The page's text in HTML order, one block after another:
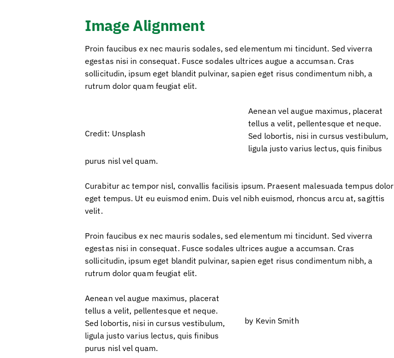
Image Alignment
Proin faucibus ex nec mauris sodales, sed elementum mi tincidunt. Sed viverra
egestas nisi in consequat. Fusce sodales ultrices augue a accumsan. Cras
sollicitudin, ipsum eget blandit pulvinar, sapien eget risus condimentum nibh, a
rutrum dolor quam feugiat elit.
Credit: Unsplash
Aenean vel augue maximus, placerat
tellus a velit, pellentesque et neque.
Sed lobortis, nisi in cursus vestibulum,
ligula justo varius lectus, quis finibus
purus nisl vel quam.
Curabitur ac tempor nisl, convallis facilisis ipsum. Praesent malesuada tempus dolor
eget tempus. Ut eu euismod enim. Duis vel nibh euismod, rhoncus arcu at, sagittis
velit.
Proin faucibus ex nec mauris sodales, sed elementum mi tincidunt. Sed viverra
egestas nisi in consequat. Fusce sodales ultrices augue a accumsan. Cras
sollicitudin, ipsum eget blandit pulvinar, sapien eget risus condimentum nibh, a
rutrum dolor quam feugiat elit.
by Kevin Smith
Aenean vel augue maximus, placerat
tellus a velit, pellentesque et neque.
Sed lobortis, nisi in cursus vestibulum,
ligula justo varius lectus, quis finibus
purus nisl vel quam.